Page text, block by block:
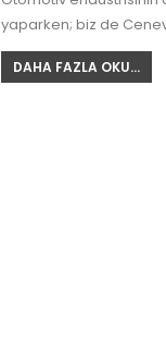
yaparken; biz de
DAHA FAZLA OKU...